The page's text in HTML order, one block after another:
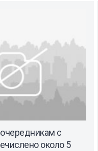
с
около 5